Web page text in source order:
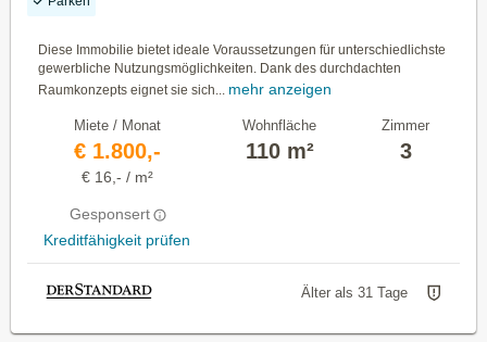
Diese Immobilie bietet ideale Voraussetzungen für unterschiedlichste
gewerbliche Nutzungsmöglichkeiten. Dank des durchdachten
Raumkonzepts eignet sie sich... mehr anzeigen
Miete / Monat
€ 1.800,-
€ 16,- / m²
Gesponsert
Kreditfähigkeit prüfen
Wohnfläche
110 m²
Zimmer
3
Älter als 31 Tage